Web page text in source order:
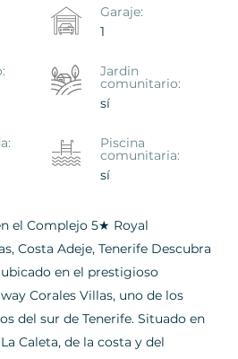
Garaje:
1
Jardin
comunitario:
sí
Piscina
comunitaria:
sí
el Complejo 5★ Royal
Costa Adeje, Tenerife Descubra
en el prestigioso
Corales Villas, uno de los
del sur de Tenerife. Situado en
Caleta, de la costa y del